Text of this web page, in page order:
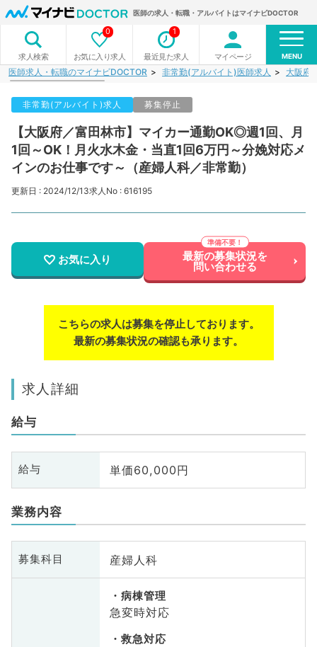
医師の求人・転職・アルバイトはマイナビDOCTOR
求人検索 お気に入り求人
0
最近見た求人
1
マイページ MENU
医師求人・転職のマイナビDOCTOR 非常勤(アルバイト)医師求人 大阪府
非常勤(アルバイト)求人 募集停止
【大阪府／富田林市】マイカー通勤OK◎週1回、月
1回～OK！月火水木金・当直1回6万円～分娩対応メ
インのお仕事です～（産婦人科／非常勤）
更新日 : 2024/12/13求人No : 616195
お気に入り 最新の募集状況を
問い合わせる
こちらの求人は募集を停止しております。
最新の募集状況の確認も承ります。
求人詳細
給与
給与 単価60,000円
業務内容
募集科目 産婦人科
病棟管理
急変時対応
救急対応